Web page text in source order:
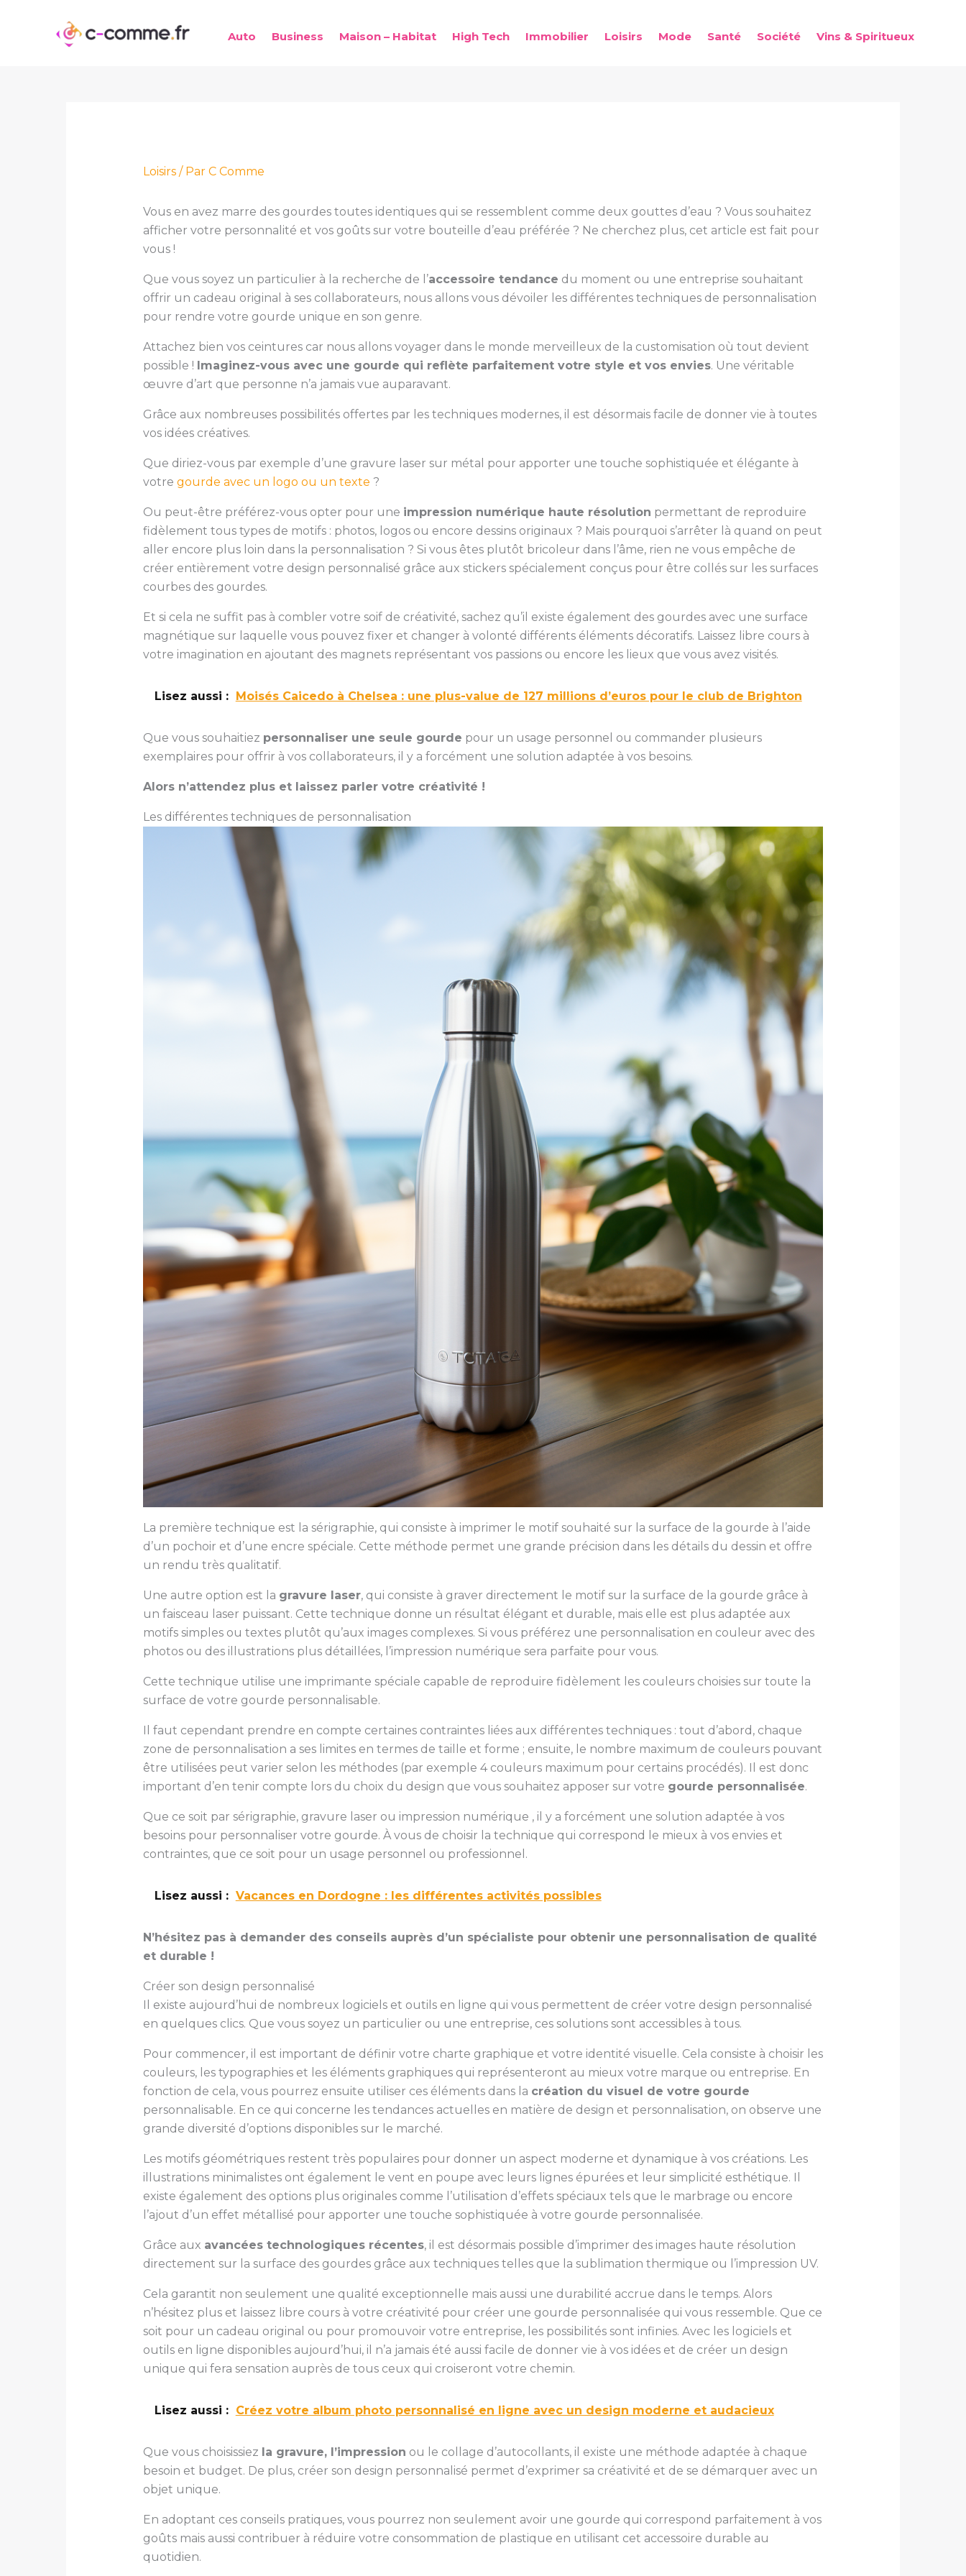
Auto Business Maison – Habitat High Tech Immobilier Loisirs Mode Santé Société Vins & Spiritueux
Loisirs/ Par C Comme
Vous en avez marre des gourdes toutes identiques qui se ressemblent comme deux gouttes d’eau ? Vous souhaitez
afficher votre personnalité et vos goûts sur votre bouteille d’eau préférée ? Ne cherchez plus, cet article est fait pour
vous !
Que vous soyez un particulier à la recherche de l’accessoire tendance du moment ou une entreprise souhaitant
offrir un cadeau original à ses collaborateurs, nous allons vous dévoiler les différentes techniques de personnalisation
pour rendre votre gourde unique en son genre.
Attachez bien vos ceintures car nous allons voyager dans le monde merveilleux de la customisation où tout devient
possible ! Imaginez-vous avec une gourde qui reflète parfaitement votre style et vos envies. Une véritable
œuvre d’art que personne n’a jamais vue auparavant.
Grâce aux nombreuses possibilités offertes par les techniques modernes, il est désormais facile de donner vie à toutes
vos idées créatives.
Que diriez-vous par exemple d’une gravure laser sur métal pour apporter une touche sophistiquée et élégante à
votre gourde avec un logo ou un texte ?
Ou peut-être préférez-vous opter pour une impression numérique haute résolution permettant de reproduire
fidèlement tous types de motifs : photos, logos ou encore dessins originaux ? Mais pourquoi s’arrêter là quand on peut
aller encore plus loin dans la personnalisation ? Si vous êtes plutôt bricoleur dans l’âme, rien ne vous empêche de
créer entièrement votre design personnalisé grâce aux stickers spécialement conçus pour être collés sur les surfaces
courbes des gourdes.
Et si cela ne suffit pas à combler votre soif de créativité, sachez qu’il existe également des gourdes avec une surface
magnétique sur laquelle vous pouvez fixer et changer à volonté différents éléments décoratifs. Laissez libre cours à
votre imagination en ajoutant des magnets représentant vos passions ou encore les lieux que vous avez visités.
Lisez aussi : Moisés Caicedo à Chelsea : une plus-value de 127 millions d’euros pour le club de Brighton
Que vous souhaitiez personnaliser une seule gourde pour un usage personnel ou commander plusieurs
exemplaires pour offrir à vos collaborateurs, il y a forcément une solution adaptée à vos besoins.
Alors n’attendez plus et laissez parler votre créativité !
Les différentes techniques de personnalisation
La première technique est la sérigraphie, qui consiste à imprimer le motif souhaité sur la surface de la gourde à l’aide
d’un pochoir et d’une encre spéciale. Cette méthode permet une grande précision dans les détails du dessin et offre
un rendu très qualitatif.
Une autre option est la gravure laser, qui consiste à graver directement le motif sur la surface de la gourde grâce à
un faisceau laser puissant. Cette technique donne un résultat élégant et durable, mais elle est plus adaptée aux
motifs simples ou textes plutôt qu’aux images complexes. Si vous préférez une personnalisation en couleur avec des
photos ou des illustrations plus détaillées, l’impression numérique sera parfaite pour vous.
Cette technique utilise une imprimante spéciale capable de reproduire fidèlement les couleurs choisies sur toute la
surface de votre gourde personnalisable.
Il faut cependant prendre en compte certaines contraintes liées aux différentes techniques : tout d’abord, chaque
zone de personnalisation a ses limites en termes de taille et forme ; ensuite, le nombre maximum de couleurs pouvant
être utilisées peut varier selon les méthodes (par exemple 4 couleurs maximum pour certains procédés). Il est donc
important d’en tenir compte lors du choix du design que vous souhaitez apposer sur votre gourde personnalisée.
Que ce soit par sérigraphie, gravure laser ou impression numérique , il y a forcément une solution adaptée à vos
besoins pour personnaliser votre gourde. À vous de choisir la technique qui correspond le mieux à vos envies et
contraintes, que ce soit pour un usage personnel ou professionnel.
Lisez aussi : Vacances en Dordogne : les différentes activités possibles
N’hésitez pas à demander des conseils auprès d’un spécialiste pour obtenir une personnalisation de qualité
et durable !
Créer son design personnalisé
Il existe aujourd’hui de nombreux logiciels et outils en ligne qui vous permettent de créer votre design personnalisé
en quelques clics. Que vous soyez un particulier ou une entreprise, ces solutions sont accessibles à tous.
Pour commencer, il est important de définir votre charte graphique et votre identité visuelle. Cela consiste à choisir les
couleurs, les typographies et les éléments graphiques qui représenteront au mieux votre marque ou entreprise. En
fonction de cela, vous pourrez ensuite utiliser ces éléments dans la création du visuel de votre gourde
personnalisable. En ce qui concerne les tendances actuelles en matière de design et personnalisation, on observe une
grande diversité d’options disponibles sur le marché.
Les motifs géométriques restent très populaires pour donner un aspect moderne et dynamique à vos créations. Les
illustrations minimalistes ont également le vent en poupe avec leurs lignes épurées et leur simplicité esthétique. Il
existe également des options plus originales comme l’utilisation d’effets spéciaux tels que le marbrage ou encore
l’ajout d’un effet métallisé pour apporter une touche sophistiquée à votre gourde personnalisée.
Grâce aux avancées technologiques récentes, il est désormais possible d’imprimer des images haute résolution
directement sur la surface des gourdes grâce aux techniques telles que la sublimation thermique ou l’impression UV.
Cela garantit non seulement une qualité exceptionnelle mais aussi une durabilité accrue dans le temps. Alors
n’hésitez plus et laissez libre cours à votre créativité pour créer une gourde personnalisée qui vous ressemble. Que ce
soit pour un cadeau original ou pour promouvoir votre entreprise, les possibilités sont infinies. Avec les logiciels et
outils en ligne disponibles aujourd’hui, il n’a jamais été aussi facile de donner vie à vos idées et de créer un design
unique qui fera sensation auprès de tous ceux qui croiseront votre chemin.
Lisez aussi : Créez votre album photo personnalisé en ligne avec un design moderne et audacieux
Que vous choisissiez la gravure, l’impression ou le collage d’autocollants, il existe une méthode adaptée à chaque
besoin et budget. De plus, créer son design personnalisé permet d’exprimer sa créativité et de se démarquer avec un
objet unique.
En adoptant ces conseils pratiques, vous pourrez non seulement avoir une gourde qui correspond parfaitement à vos
goûts mais aussi contribuer à réduire votre consommation de plastique en utilisant cet accessoire durable au
quotidien.